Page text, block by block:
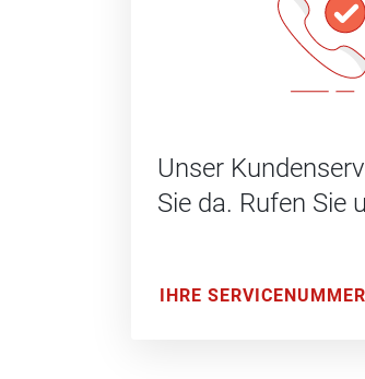
Unser
Sie da. Rufen Sie
IHRE